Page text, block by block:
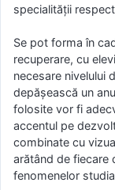
specialităţii
Se pot forma în
recuperare, cu
necesare nivelului
depăşească un
folosite vor fi
accentul pe
combinate cu
arătând de fiecare
fenomenelor